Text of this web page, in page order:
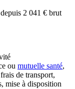
2 041 € brut
ou mutuelle santé,
de transport,
mise à disposition